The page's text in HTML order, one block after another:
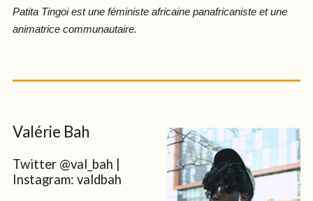
Patita Tingoi est une féministe africaine panafricaniste et une
animatrice communautaire.
Valérie Bah
Twitter @val_bah |
Instagram: valdbah